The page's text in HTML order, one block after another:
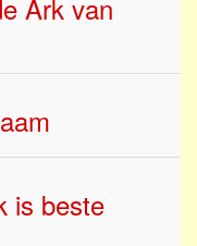
Ark van
is beste